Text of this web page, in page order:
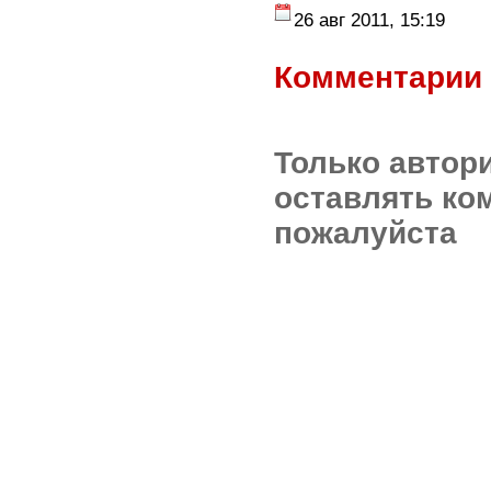
26 авг 2011, 15:19
Комментарии
Только
оставлять
пожалуйста